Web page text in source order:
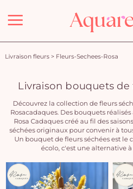
Menu
Livraison fleurs > Fleurs-Sechees-Rosa
Livraison bouquets de
Découvrez la collection de fleurs
Rosacadaques. Des bouquets
Rosa Cadaques créé au fil des
séchées originaux pour convenir à
Un bouquet de fleurs séchées est le
écolo, c'est une alternative